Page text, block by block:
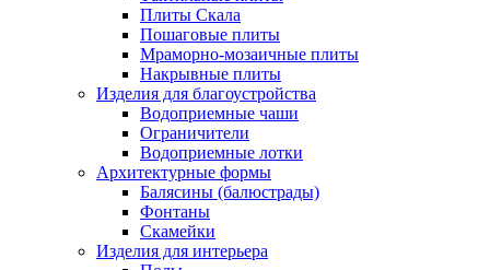
Плиты Скала
Пошаговые плиты
Мраморно-мозаичные плиты
Накрывные плиты
Изделия для благоустройства
Водоприемные чаши
Ограничители
Водоприемные лотки
Архитектурные формы
Балясины (балюстрады)
Фонтаны
Скамейки
Изделия для интерьера